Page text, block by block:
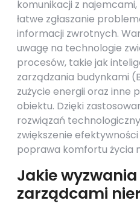
komunikacji z
łatwe zgłaszanie
informacji zwrotnych.
uwagę na technologie
procesów, takie jak
zarządzania budynkami
zużycie energii oraz
obiektu. Dzięki
rozwiązań
zwiększenie
poprawa komfortu życia
Jakie
zarządcami